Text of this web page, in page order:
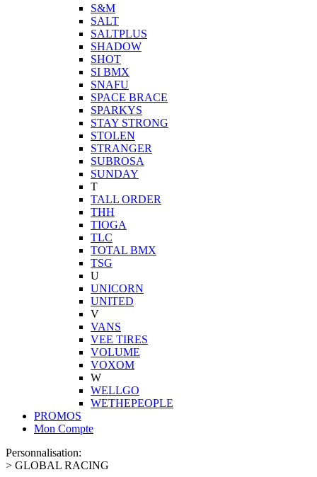
S&M
SALT
SALTPLUS
SHADOW
SHOT
SI BMX
SNAFU
SPACE BRACE
SPARKYS
STAY STRONG
STOLEN
STRANGER
SUBROSA
SUNDAY
T
TALL ORDER
THH
TIOGA
TLC
TOTAL BMX
TSG
U
UNICORN
UNITED
V
VANS
VEE TIRES
VOLUME
VOXOM
W
WELLGO
WETHEPEOPLE
PROMOS
Mon Compte
Personnalisation:
> GLOBAL RACING